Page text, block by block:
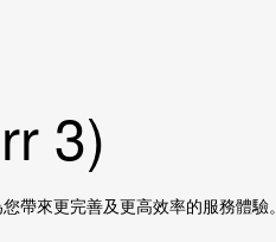
3)
帶來更完善及更高效率的服務體驗。